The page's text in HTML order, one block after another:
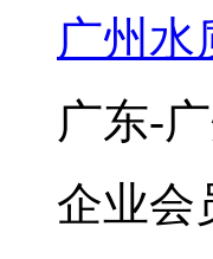
广州水
广东-
企业会